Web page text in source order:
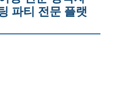
파티 전문 플랫